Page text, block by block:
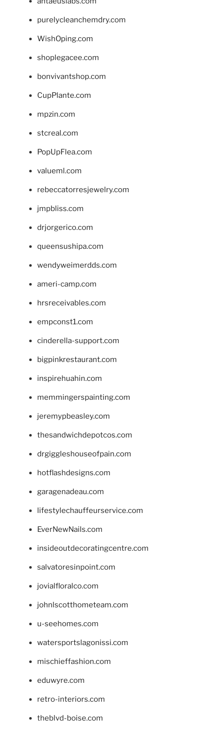
purelycleanchemdry.com
WishOping.com
shoplegacee.com
bonvivantshop.com
CupPlante.com
mpzin.com
stcreal.com
PopUpFlea.com
valueml.com
rebeccatorresjewelry.com
jmpbliss.com
drjorgerico.com
queensushipa.com
wendyweimerdds.com
ameri-camp.com
hrsreceivables.com
empconst1.com
cinderella-support.com
bigpinkrestaurant.com
inspirehuahin.com
memmingerspainting.com
jeremypbeasley.com
thesandwichdepotcos.com
drgiggleshouseofpain.com
hotflashdesigns.com
garagenadeau.com
lifestylechauffeurservice.com
EverNewNails.com
insideoutdecoratingcentre.com
salvatoresinpoint.com
jovialfloralco.com
johnlscotthometeam.com
u-seehomes.com
watersportslagonissi.com
mischieffashion.com
eduwyre.com
retro-interiors.com
theblvd-boise.com